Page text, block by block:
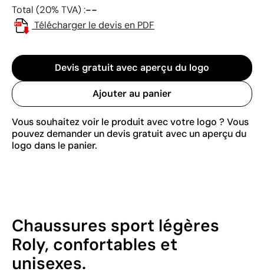
Total (20% TVA) :--
Télécharger le devis en PDF
Devis gratuit avec aperçu du logo
Ajouter au panier
Vous souhaitez voir le produit avec votre logo ? Vous
pouvez demander un devis gratuit avec un aperçu du
logo dans le panier.
Chaussures sport légères
Roly, confortables et
unisexes.